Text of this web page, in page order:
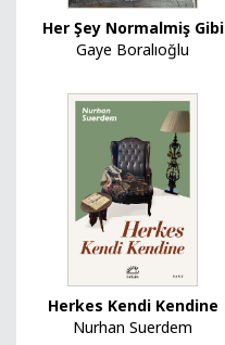
Her Şey Normalmiş Gibi
Gaye Boralıoğlu
Herkes Kendi Kendine
Nurhan Suerdem